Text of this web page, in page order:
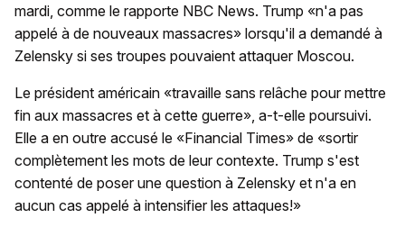
mardi, comme le rapporte NBC News. Trump «n'a pas
appelé à de nouveaux massacres» lorsqu'il a demandé à
Zelensky si ses troupes pouvaient attaquer Moscou.
Le président américain «travaille sans relâche pour mettre
fin aux massacres et à cette guerre», a-t-elle poursuivi.
Elle a en outre accusé le «Financial Times» de «sortir
complètement les mots de leur contexte. Trump s'est
contenté de poser une question à Zelensky et n'a en
aucun cas appelé à intensifier les attaques!»